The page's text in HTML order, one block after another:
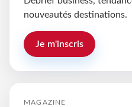
nouveautés destinations.
Je m'inscris
MAGAZINE